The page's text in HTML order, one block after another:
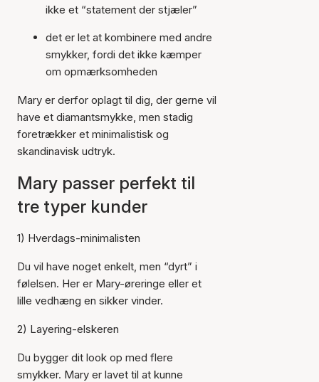
ikke et “statement der stjæler”
det er let at kombinere med andre
smykker, fordi det ikke kæmper
om opmærksomheden
Mary er derfor oplagt til dig, der gerne vil
have et diamantsmykke, men stadig
foretrækker et minimalistisk og
skandinavisk udtryk.
Mary passer perfekt til
tre typer kunder
1) Hverdags-minimalisten
Du vil have noget enkelt, men “dyrt” i
følelsen. Her er Mary-øreringe eller et
lille vedhæng en sikker vinder.
2) Layering-elskeren
Du bygger dit look op med flere
smykker. Mary er lavet til at kunne